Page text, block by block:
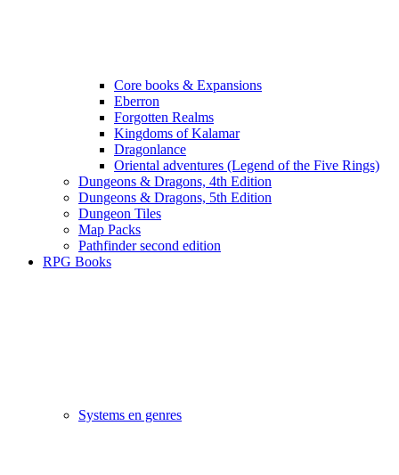
Core books & Expansions
Eberron
Forgotten Realms
Kingdoms of Kalamar
Dragonlance
Oriental adventures (Legend of the Five Rings)
Dungeons & Dragons, 4th Edition
Dungeons & Dragons, 5th Edition
Dungeon Tiles
Map Packs
Pathfinder second edition
RPG Books
Systems en genres